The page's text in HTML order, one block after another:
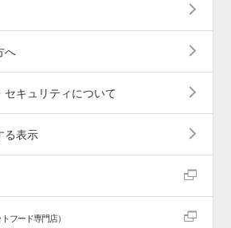
へ
キュリティについて
る表示
フード専門店）